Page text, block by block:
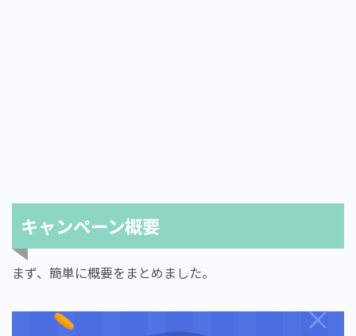
キャンペーン概要
まず、簡単に概要をまとめました。